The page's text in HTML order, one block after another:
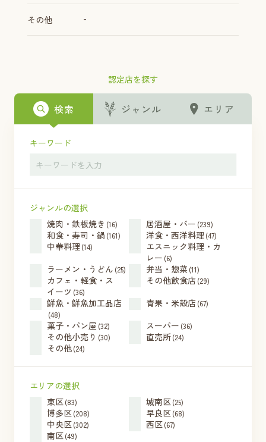
認定店を探す
検索 ジャンル エリア
キーワード
ジャンルの選択
焼肉・鉄板焼き (16) 居酒屋・バー (239)
和食・寿司・鍋 (161) 洋食・西洋料理 (47)
中華料理 (14)
エスニック料理・カ
レー (6)
ラーメン・うどん (25) 弁当・惣菜(11)
カフェ・軽食・ス
イーツ (36)
その他飲食店(29)
鮮魚・鮮魚加工品店
(48)
青果・米殻店(67)
菓子・パン屋 (32) スーパー (36)
その他小売り (30) 直売所(24)
その他(24)
エリアの選択
東区(83) 城南区(25)
博多区(208) 早良区(68)
中央区(302) 西区(67)
南区(49)
その他 -